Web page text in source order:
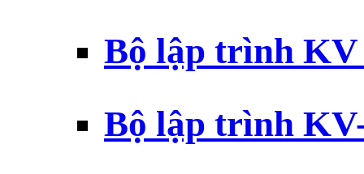
Bộ lập trình
Bộ lập trình